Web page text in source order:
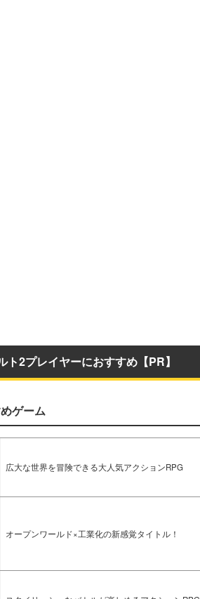
ト2プレイヤーにおすすめ【PR】
ゲーム
広大な世界を冒険できる大人気アクションRPG
オープンワールド×工業化の新感覚タイトル！